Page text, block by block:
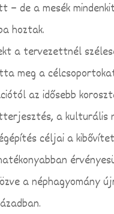
– de a mesék
hoztak.
a tervezettnél
meg a
az idősebb
a kulturális
céljai a
a néphagyomány